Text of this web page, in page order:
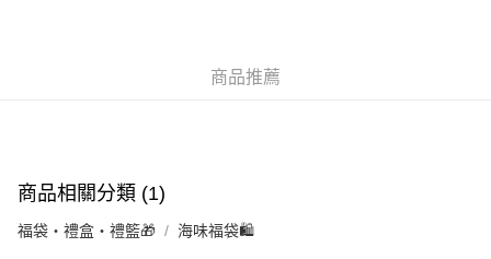
付款後門市自取 (3-6天可到店取) (取貨請自備購物袋)
商品推薦
商品相關分類 (1)
福袋・禮盒・禮籃🎁 海味福袋🛍️